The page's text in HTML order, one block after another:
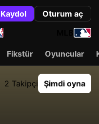
Kaydol
Oturum aç
Fikstür Oyuncular
2 Takipçi Şimdi oyna